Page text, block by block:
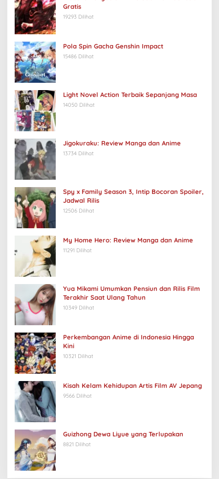
Gratis
19293 Dilihat
Pola Spin Gacha Genshin Impact
15486 Dilihat
Light Novel Action Terbaik Sepanjang Masa
14050 Dilihat
Jigokuraku: Review Manga dan Anime
13734 Dilihat
Spy x Family Season 3, Intip Bocoran Spoiler,
Jadwal Rilis
12506 Dilihat
My Home Hero: Review Manga dan Anime
11291 Dilihat
Yua Mikami Umumkan Pensiun dan Rilis Film
Terakhir Saat Ulang Tahun
10349 Dilihat
Perkembangan Anime di Indonesia Hingga
Kini
10321 Dilihat
Kisah Kelam Kehidupan Artis Film AV Jepang
9566 Dilihat
Guizhong Dewa Liyue yang Terlupakan
8821 Dilihat